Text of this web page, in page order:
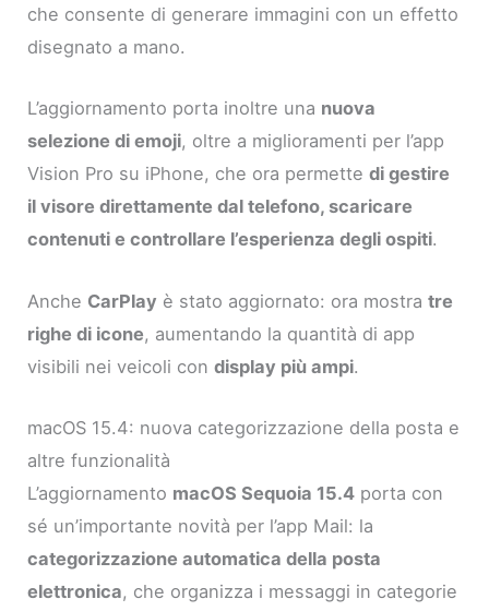
che consente di generare immagini con un effetto
disegnato a mano.
L’aggiornamento porta inoltre una nuova
selezione di emoji, oltre a miglioramenti per l’app
Vision Pro su iPhone, che ora permettedi gestire
il visore direttamente dal telefono, scaricare
contenuti e controllare l’esperienza degli ospiti.
Anche CarPlay è stato aggiornato: ora mostratre
righe di icone, aumentando la quantità di app
visibili nei veicoli condisplay più ampi.
macOS 15.4: nuova categorizzazione della posta e
altre funzionalità
L’aggiornamento macOS Sequoia 15.4 porta con
sé un’importante novità per l’app Mail: la
categorizzazione automatica della posta
elettronica, che organizza i messaggi in categorie